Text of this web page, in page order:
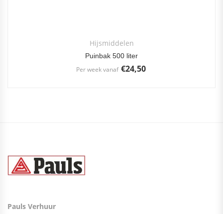
Hijsmiddelen
Puinbak 500 liter
Per week vanaf €24,50
Pauls Verhuur